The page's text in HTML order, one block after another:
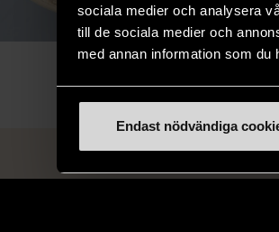
sociala medier och analysera
till de sociala medier och
med annan information som
Endast nödvändiga